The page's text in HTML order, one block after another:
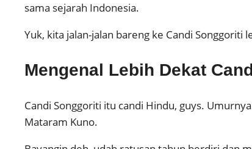
sama sejarah Indonesia.
Yuk, kita jalan-jalan bareng ke Candi Songgoriti
Mengenal Lebih Dekat
Candi Songgoriti itu candi Hindu, guys.
Mataram Kuno.